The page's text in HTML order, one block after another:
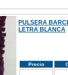
PULSERA
LETRA BLANCA
Precio